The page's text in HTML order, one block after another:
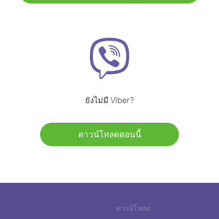
ยังไม่มี Viber?
ดาวน์โหลดตอนนี้
ดาวน์โหลด